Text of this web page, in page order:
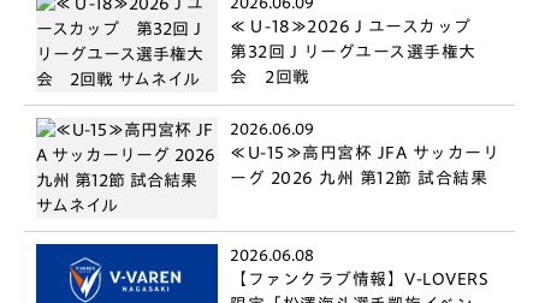
≪Ｕ-18≫2026Ｊユースカップ
第32回Ｊリーグユース選手権大
会 2回戦
2026.06.09
≪U-15≫高円宮杯 JFA サッカーリ
ーグ 2026 九州 第12節 試合結果
2026.06.08
【ファンクラブ情報】V-LOVERS